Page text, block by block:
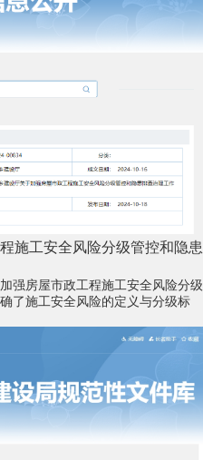
施工安全风险分级管控和隐患
强房屋市政工程施工安全风险分级
了施工安全风险的定义与分级标